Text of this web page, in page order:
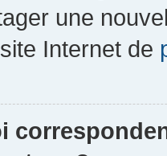
une
Internet de